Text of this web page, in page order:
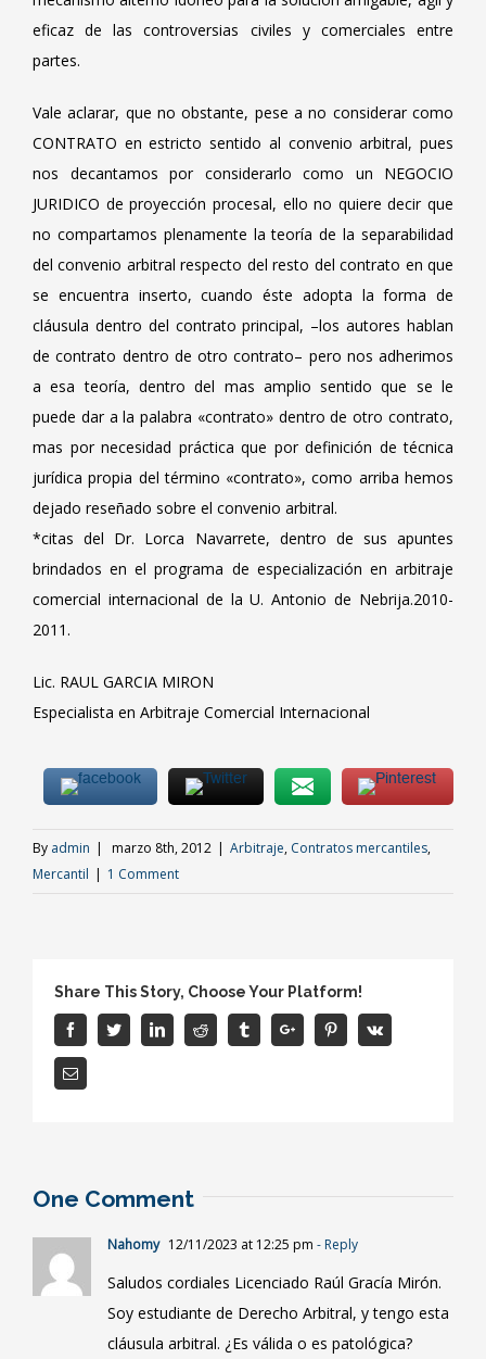
eficaz de las controversias civiles y comerciales entre
partes.
Vale aclarar, que no obstante, pese a no considerar como
CONTRATO en estricto sentido al convenio arbitral, pues
nos decantamos por considerarlo como un NEGOCIO
JURIDICO de proyección procesal, ello no quiere decir que
no compartamos plenamente la teoría de la separabilidad
del convenio arbitral respecto del resto del contrato en que
se encuentra inserto, cuando éste adopta la forma de
cláusula dentro del contrato principal, –los autores hablan
de contrato dentro de otro contrato– pero nos adherimos
a esa teoría, dentro del mas amplio sentido que se le
puede dar a la palabra «contrato» dentro de otro contrato,
mas por necesidad práctica que por definición de técnica
jurídica propia del término «contrato», como arriba hemos
dejado reseñado sobre el convenio arbitral.
*citas del Dr. Lorca Navarrete, dentro de sus apuntes
brindados en el programa de especialización en arbitraje
comercial internacional de la U. Antonio de Nebrija.2010-
2011.
Lic. RAUL GARCIA MIRON
Especialista en Arbitraje Comercial Internacional
By admin | marzo 8th, 2012 | Arbitraje, Contratos mercantiles,
Mercantil | 1 Comment
Share This Story, Choose Your Platform!
FacebookTwitterLinkedinReddit TumblrGoogle+ PinterestVk
Email
One Comment
Nahomy 12/11/2023 at 12:25 pm - Reply
Saludos cordiales Licenciado Raúl Gracía Mirón.
Soy estudiante de Derecho Arbitral, y tengo esta
cláusula arbitral. ¿Es válida o es patológica?